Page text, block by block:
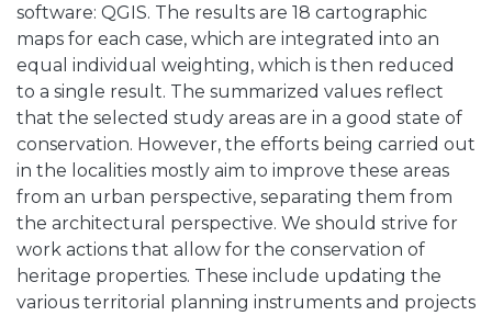
software: QGIS. The results are 18 cartographic
maps for each case, which are integrated into an
equal individual weighting, which is then reduced
to a single result. The summarized values ​​reflect
that the selected study areas are in a good state of
conservation. However, the efforts being carried out
in the localities mostly aim to improve these areas
from an urban perspective, separating them from
the architectural perspective. We should strive for
work actions that allow for the conservation of
heritage properties. These include updating the
various territorial planning instruments and projects